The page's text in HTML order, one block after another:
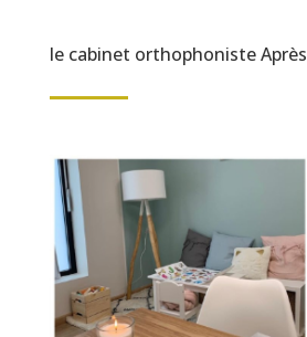
le cabinet orthophoniste Après